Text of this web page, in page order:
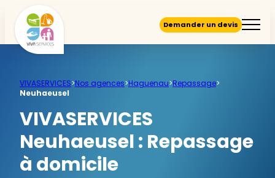
Demander un devis
VIVASERVICES>Nos agences>Haguenau>Repassage>
Neuhaeusel
VIVASERVICES
Neuhaeusel : Repassage
à domicile